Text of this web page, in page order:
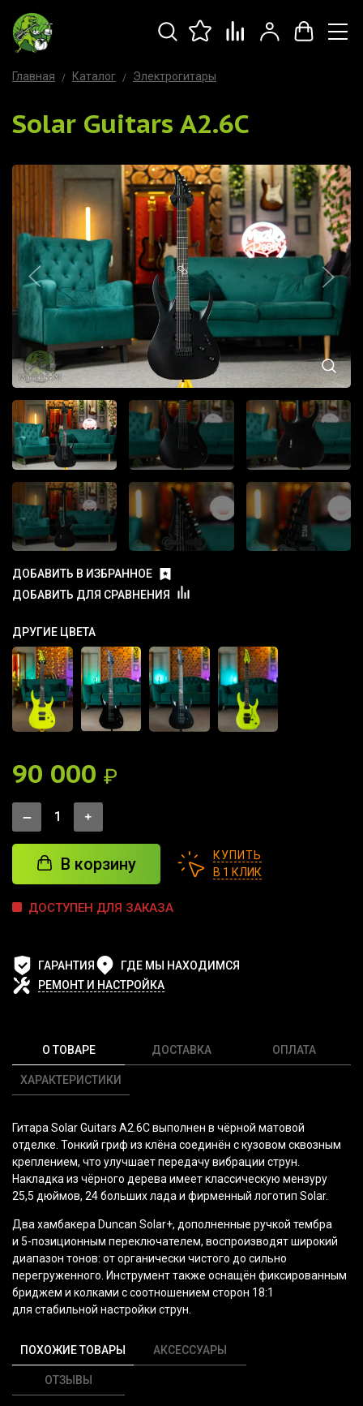
Главная Каталог Электрогитары
Solar Guitars A2.6C
ДОБАВИТЬ В ИЗБРАННОЕ
ДОБАВИТЬ ДЛЯ СРАВНЕНИЯ
ДРУГИЕ ЦВЕТА
90 000 ₽
В корзину
КУПИТЬ
В 1 КЛИК
ДОСТУПЕН ДЛЯ ЗАКАЗА
ГАРАНТИЯ
ГДЕ МЫ НАХОДИМСЯ
РЕМОНТ И НАСТРОЙКА
О ТОВАРЕ
ХАРАКТЕРИСТИКИ
ДОСТАВКА ОПЛАТА
Гитара Solar Guitars A2.6Cвыполнен в чёрной матовой
отделке. Тонкий гриф из клёна соединён с кузовом сквозным
креплением, что улучшает передачу вибрации струн.
Накладка из чёрного дерева имеет классическую мензуру
25,5 дюймов, 24 больших лада и фирменный логотип Solar.
Два хамбакера Duncan Solar+, дополненные ручкой тембра
и 5-позиционным переключателем, воспроизводят широкий
диапазон тонов: от органически чистого до сильно
перегруженного. Инструмент также оснащён фиксированным
бриджем и колками с соотношением сторон 18:1
для стабильной настройки струн.
ПОХОЖИЕ ТОВАРЫ АКСЕССУАРЫ
ОТЗЫВЫ